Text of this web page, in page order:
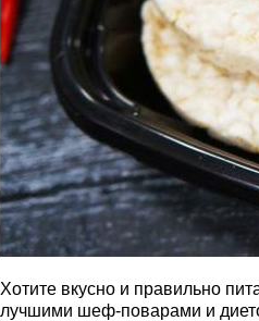
Хотите вкусно и правильно
лучшими шеф-поварами и